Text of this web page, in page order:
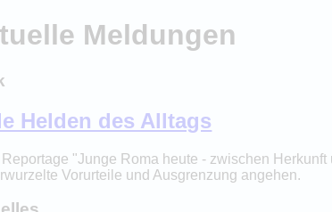
Meldungen
Helden des Alltags
Reportage "Junge Roma heute - zwischen
Vorurteile und Ausgrenzung angehen.